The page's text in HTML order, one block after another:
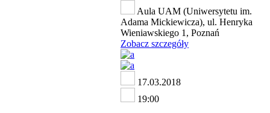
Aula UAM (Uniwersytetu im.
Adama Mickiewicza), ul. Henryka
Wieniawskiego 1, Poznań
Zobacz szczegóły
17.03.2018
19:00